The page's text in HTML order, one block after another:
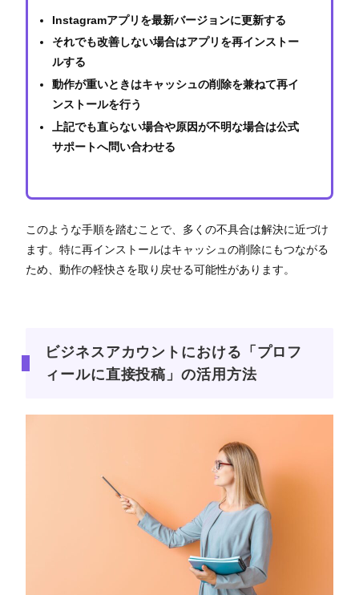
Instagramアプリを最新バージョンに更新する
それでも改善しない場合はアプリを再インストー
ルする
動作が重いときはキャッシュの削除を兼ねて再イ
ンストールを行う
上記でも直らない場合や原因が不明な場合は公式
サポートへ問い合わせる
このような手順を踏むことで、多くの不具合は解決に近づけ
ます。特に再インストールはキャッシュの削除にもつながる
ため、動作の軽快さを取り戻せる可能性があります。
ビジネスアカウントにおける「プロフ
ィールに直接投稿」の活用方法